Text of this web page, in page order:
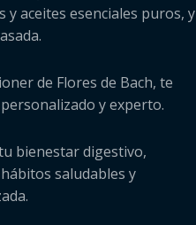
aceites esenciales puros, y
de Flores de Bach, te
y experto.
bienestar digestivo,
saludables y